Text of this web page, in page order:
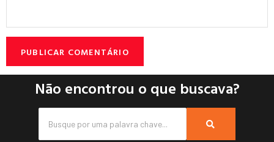
Não encontrou o que buscava?